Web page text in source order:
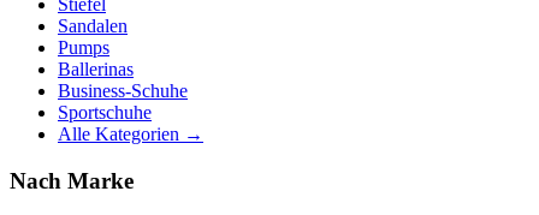
Stiefel
Sandalen
Pumps
Ballerinas
Business-Schuhe
Sportschuhe
Alle Kategorien →
Nach Marke